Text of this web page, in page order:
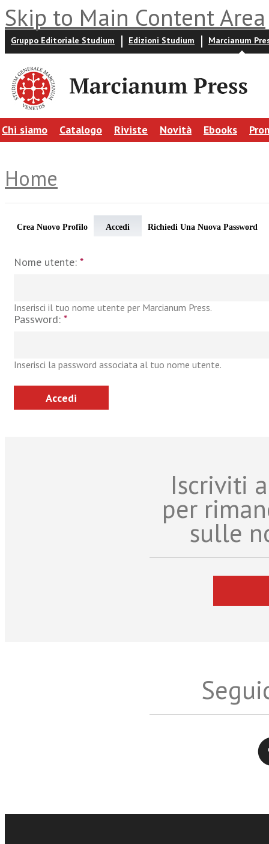
Skip to Main Content Area
Gruppo Editoriale Studium Edizioni Studium Marcianum
Chi siamo Catalogo Riviste Novità Ebooks
Home
Crea Nuovo Profilo Accedi Richiedi Una Nuova Password
Nome utente: *
Inserisci il tuo nome utente per Marcianum Press.
Password: *
Inserisci la password associata al tuo nome utente.
Iscriviti
per
sulle